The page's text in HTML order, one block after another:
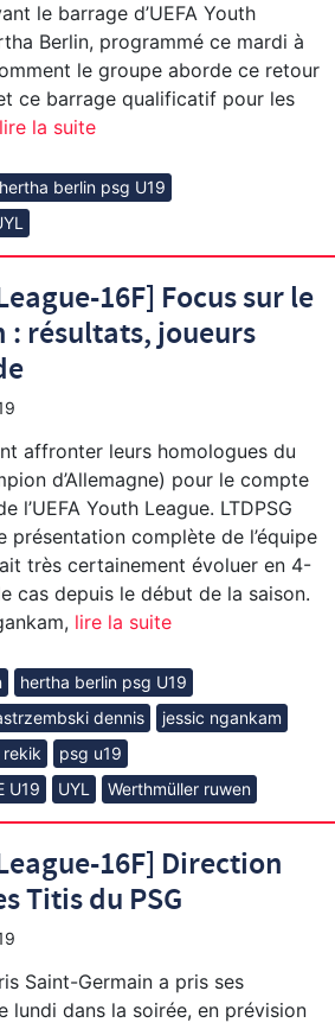
le barrage d’UEFA Youth
Berlin, programmé ce mardi à
le groupe aborde ce retour
ce barrage qualificatif pour les
lire la suite
hertha berlin psg U19
16F] Focus sur le
: résultats, joueurs
affronter leurs homologues du
d’Allemagne) pour le compte
l’UEFA Youth League. LTDPSG
présentation complète de l’équipe
très certainement évoluer en 4-
cas depuis le début de la saison.
lire la suite
hertha berlin psg U19
dennis
jessic ngankam
rekik
psg u19
U19
UYL Werthmüller ruwen
16F] Direction
Titis du PSG
Saint-Germain a pris ses
lundi dans la soirée, en prévision